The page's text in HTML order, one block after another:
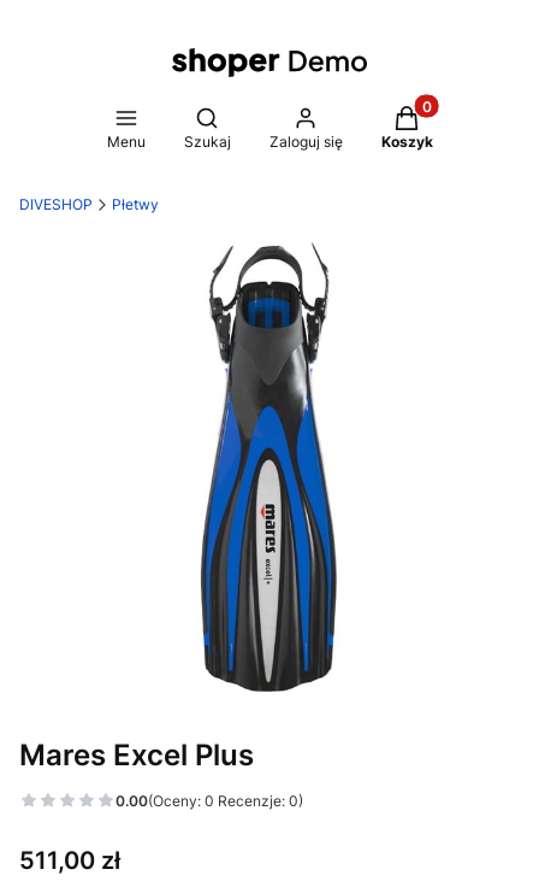
Menu
Otwórz wyszukiwarkę
Szukaj Zaloguj się
Produkty w
Koszyk
DIVESHOP Płetwy
Mares Excel Plus
0.00(Oceny: 0 Recenzje: 0)
Cena
511,00 zł